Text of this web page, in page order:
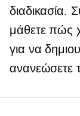
διαδικασία.
μάθετε πώς
για να
ανανεώσετε